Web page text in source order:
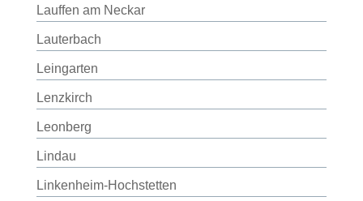
Lauffen am Neckar
Lauterbach
Leingarten
Lenzkirch
Leonberg
Lindau
Linkenheim-Hochstetten